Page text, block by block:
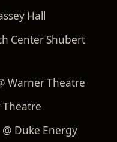
Hall
Center Shubert
Warner Theatre
Theatre
Duke Energy